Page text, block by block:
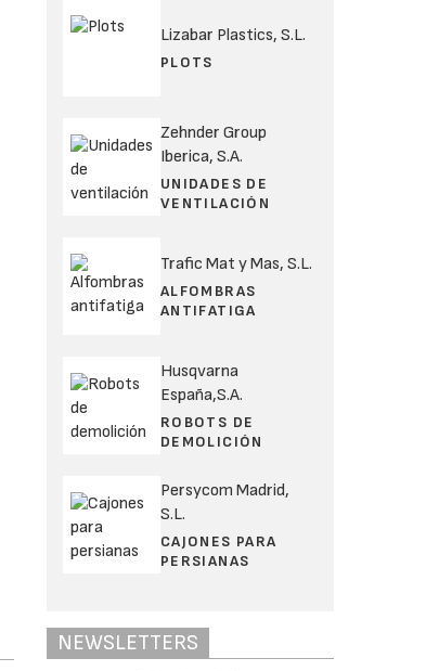
Lizabar Plastics, S.L.
PLOTS
Zehnder Group
Iberica, S.A.
UNIDADES DE
VENTILACIÓN
Trafic Mat y Mas, S.L.
ALFOMBRAS
ANTIFATIGA
Husqvarna
España,S.A.
ROBOTS DE
DEMOLICIÓN
Persycom Madrid,
S.L.
CAJONES PARA
PERSIANAS
NEWSLETTERS